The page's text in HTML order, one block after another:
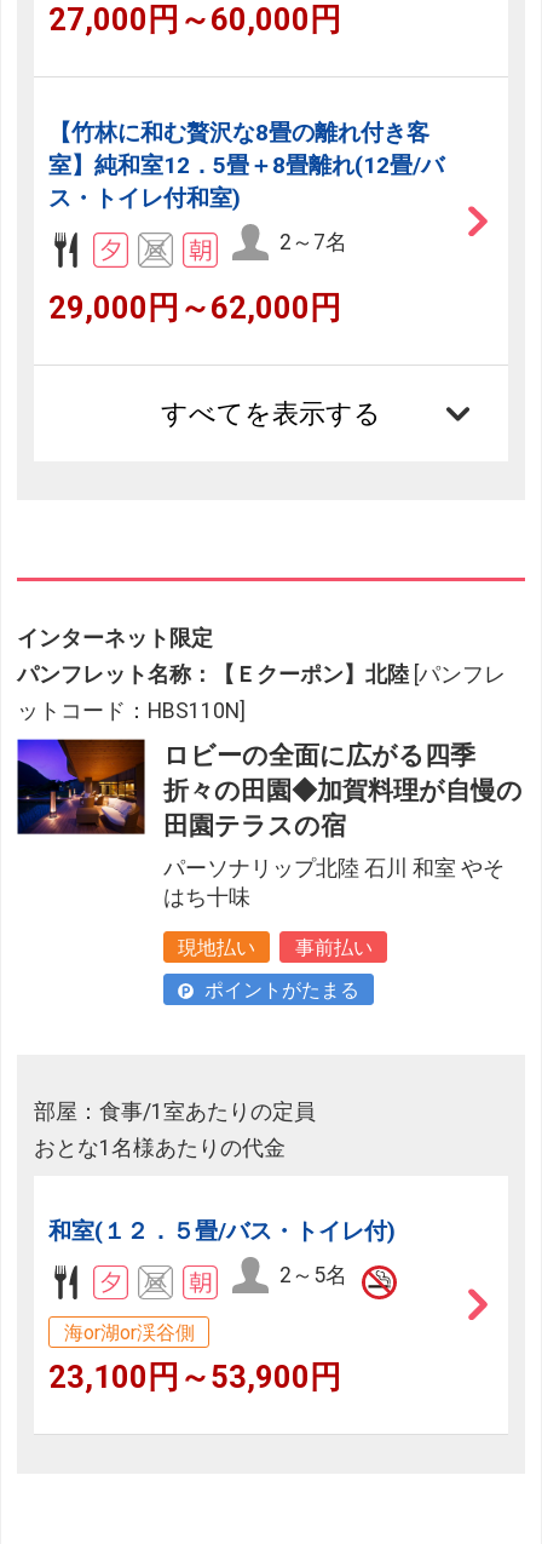
27,000円～60,000円
【竹林に和む贅沢な8畳の離れ付き客
室】純和室12．5畳＋8畳離れ(12畳/バ
ス・トイレ付和室)
2～7名
29,000円～62,000円
すべてを表示する
インターネット限定
パンフレット名称：【Ｅクーポン】北陸 [パンフレ
ットコード：HBS110N]
ロビーの全面に広がる四季
折々の田園◆加賀料理が自慢の
田園テラスの宿
パーソナリップ北陸 石川 和室 やそ
はち十味
現地払い
事前払い
ポイントがたまる
部屋：食事/1室あたりの定員
おとな1名様あたりの代金
和室(１２．５畳/バス・トイレ付)
2～5名
海or湖or渓谷側
23,100円～53,900円